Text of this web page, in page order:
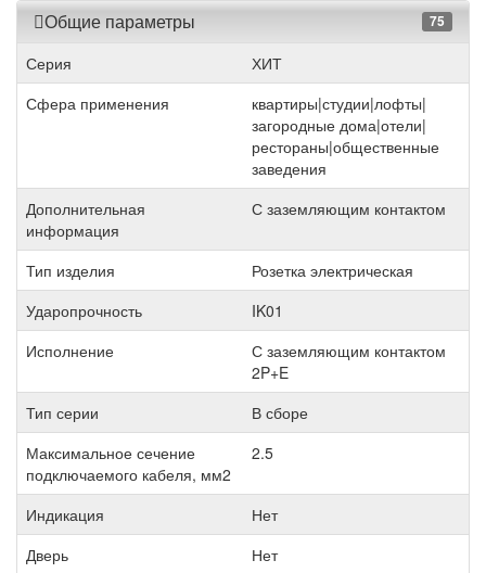
Общие параметры 75
Серия
ХИТ
Сфера применения
квартиры|студии|лофты|
загородные дома|отели|
рестораны|общественные
заведения
Дополнительная
информация
С заземляющим контактом
Тип изделия
Розетка электрическая
Ударопрочность
IK01
Исполнение
С заземляющим контактом
2P+E
Тип серии
В сборе
Максимальное сечение
подключаемого кабеля, мм2
2.5
Индикация
Нет
Дверь
Нет